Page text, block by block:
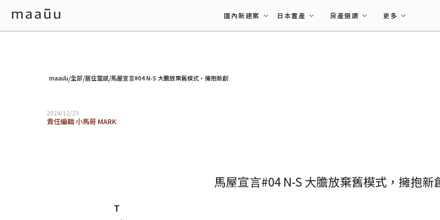
國內新建案 日本置產 房產選讀 更多
maaūu/全部/居住靈感/馬屋宣言#04 N-S 大膽放棄舊模式，擁抱新創
2024/12/25
責任編輯 小馬哥 MARK
馬屋宣言#04 N-S 大膽放棄舊模式，擁抱新
T